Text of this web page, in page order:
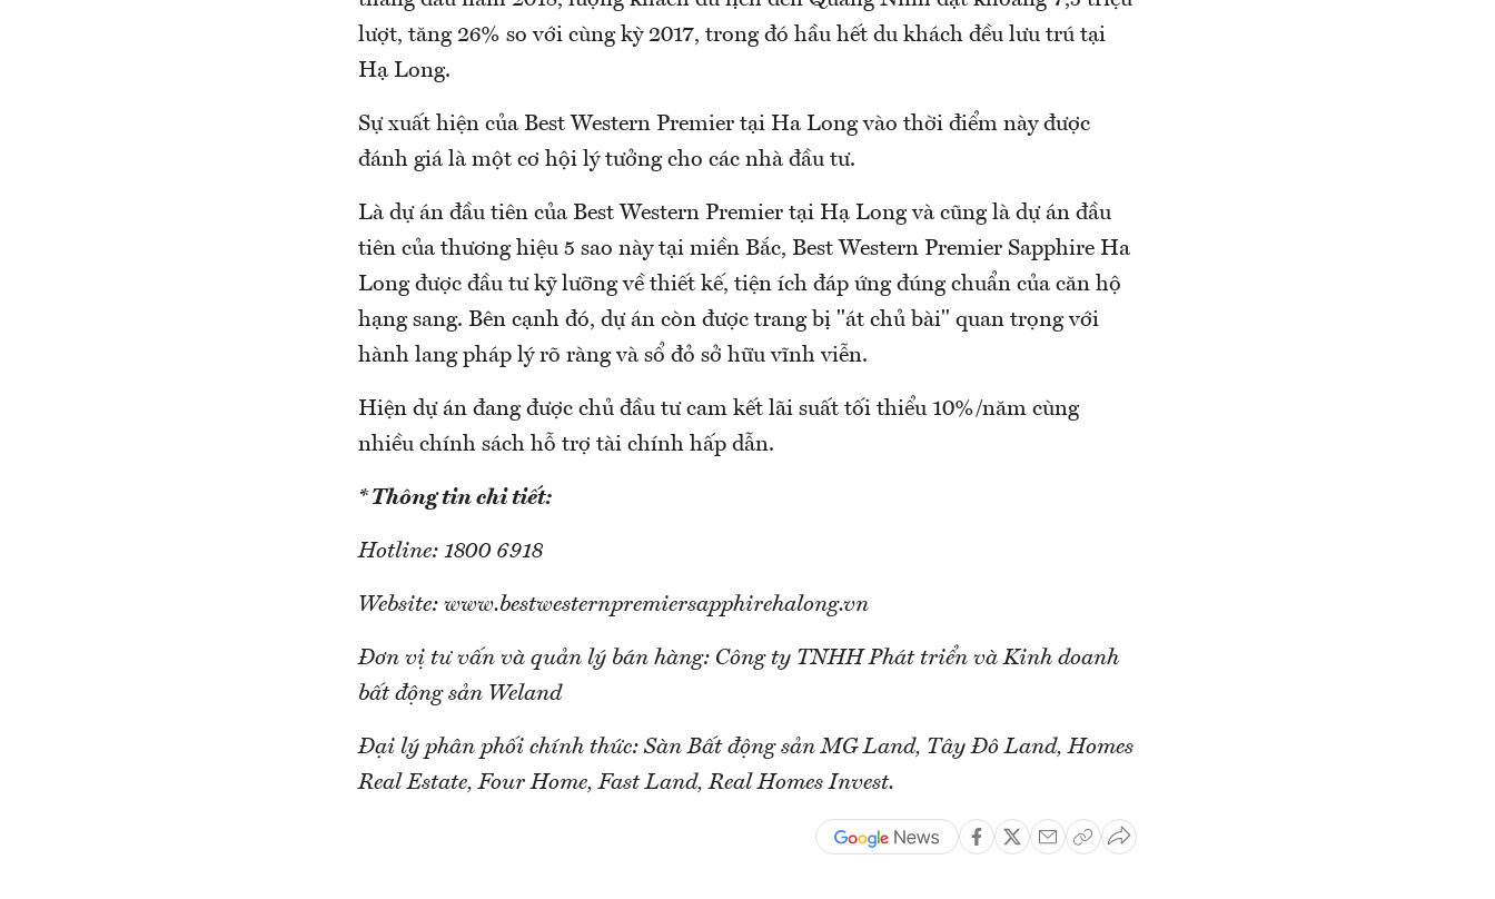
lượt, tăng 26% so với cùng kỳ 2017, trong đó hầu hết du khách đều lưu trú tại
Hạ Long.
Sự xuất hiện của Best Western Premier tại Ha Long vào thời điểm này được
đánh giá là một cơ hội lý tưởng cho các nhà đầu tư.
Là dự án đầu tiên của Best Western Premier tại Hạ Long và cũng là dự án đầu
tiên của thương hiệu 5 sao này tại miền Bắc, Best Western Premier Sapphire Ha
Long được đầu tư kỹ lưỡng về thiết kế, tiện ích đáp ứng đúng chuẩn của căn hộ
hạng sang. Bên cạnh đó, dự án còn được trang bị "át chủ bài" quan trọng với
hành lang pháp lý rõ ràng và sổ đỏ sở hữu vĩnh viễn.
Hiện dự án đang được chủ đầu tư cam kết lãi suất tối thiểu 10%/năm cùng
nhiều chính sách hỗ trợ tài chính hấp dẫn.
* Thông tin chi tiết:
Hotline: 1800 6918
Website: www.bestwesternpremiersapphirehalong.vn
Đơn vị tư vấn và quản lý bán hàng: Công ty TNHH Phát triển và Kinh doanh
bất động sản Weland
Đại lý phân phối chính thức: Sàn Bất động sản MG Land, Tây Đô Land, Homes
Real Estate, Four Home, Fast Land, Real Homes Invest.